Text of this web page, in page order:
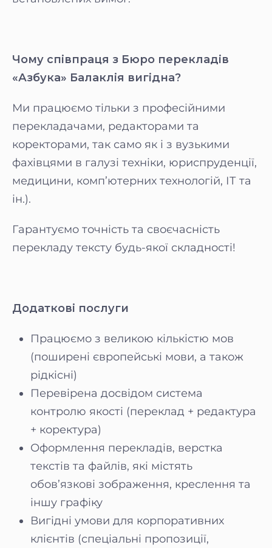
Чому співпраця з Бюро перекладів
«Азбука» Балаклія вигідна?
Ми працюємо тільки з професійними
перекладачами, редакторами та
коректорами, так само як і з вузькими
фахівцями в галузі техніки, юриспруденції,
медицини, комп’ютерних технологій, ІТ та
ін.).
Гарантуємо точність та своєчасність
перекладу тексту будь-якої складності!
Додаткові послуги
Працюємо з великою кількістю мов
(поширені європейські мови, а також
рідкісні)
Перевірена досвідом система
контролю якості (переклад + редактура
+ коректура)
Оформлення перекладів, верстка
текстів та файлів, які містять
обов’язкові зображення, креслення та
іншу графіку
Вигідні умови для корпоративних
клієнтів (спеціальні пропозиції,